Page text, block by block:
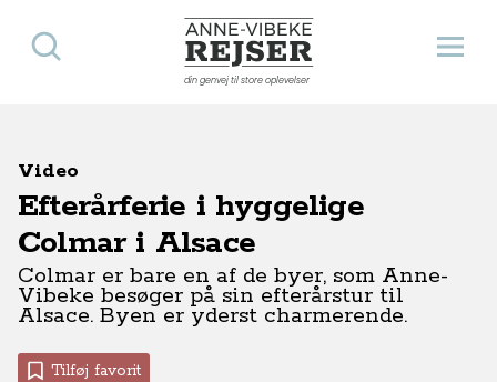
Anne-Vibeke Rejser
din genvej til store oplevelser
Åbn
Søg
Video
Efterårferie i hyggelige
Colmar i Alsace
Colmar er bare en af de byer, som Anne-
Vibeke besøger på sin efterårstur til
Alsace. Byen er yderst charmerende.
Tilføj favorit